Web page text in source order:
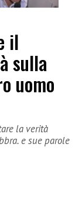
il
sulla
uomo
la verità
e sue parole